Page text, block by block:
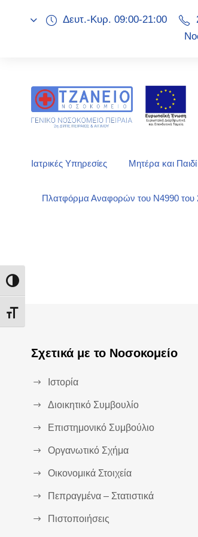
Εναλλαγή Υψηλής Αντίθεσης
Εναλλαγή Μεγέθους Γραμμάτων
Δευτ.-Κυρ. 09:00-21:00
Ιατρικές Υπηρεσίες Μητέρα και Παιδί
Πλατφόρμα Αναφορών του Ν4990 του
Σχετικά με το Νοσοκομείο
Ιστορία
Διοικητικό Συμβουλίο
Επιστημονικό Συμβούλιο
Οργανωτικό Σχήμα
Οικονομικά Στοιχεία
Πεπραγμένα – Στατιστικά
Πιστοποιήσεις